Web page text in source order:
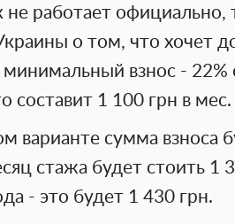
не работает
о том, что хочет
минимальный взнос -
составит 1 100 грн в мес.
варианте сумма взноса
стажа будет стоить 1
- это будет 1 430 грн.